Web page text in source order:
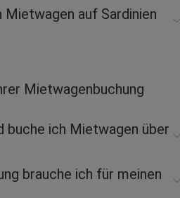
auf Sardinien
Mietwagenbuchung
buche ich Mietwagen über
brauche ich für meinen